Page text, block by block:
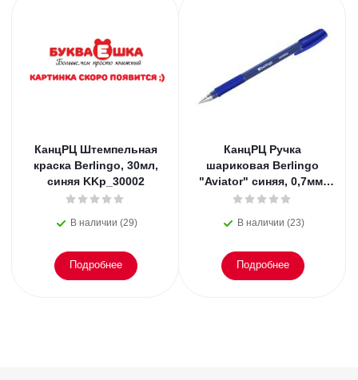
КанцРЦ Штемпельная
краска Berlingo, 30мл,
синяя KKp_30002
В наличии (29)
Подробнее
КанцРЦ Ручка
шариковая Berlingo
"Aviator" синяя, 0,7мм,
грип
В наличии (23)
Подробнее